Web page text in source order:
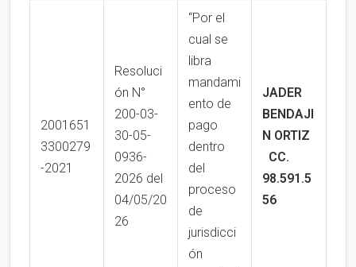
2001651
3300279
-2021
Resoluci
ón N°
200-03-
30-05-
0936-
2026 del
04/05/20
26
“Por el
cual se
libra
mandami
ento de
pago
dentro
del
proceso
de
jurisdicci
ón
JADER
BENDAJI
N ORTIZ
CC.
98.591.5
56